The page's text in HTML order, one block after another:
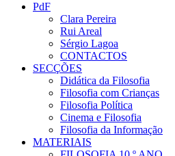
PdF
Clara Pereira
Rui Areal
Sérgio Lagoa
CONTACTOS
SECÇÕES
Didática da Filosofia
Filosofia com Crianças
Filosofia Política
Cinema e Filosofia
Filosofia da Informação
MATERIAIS